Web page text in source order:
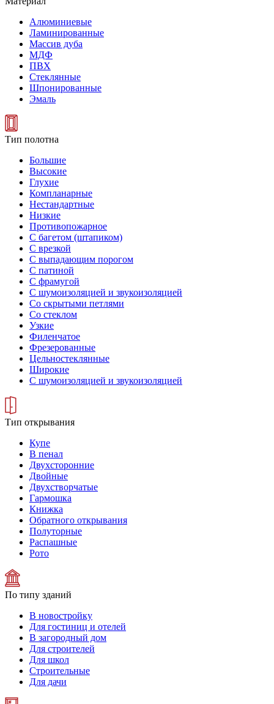
Алюминиевые
Ламинированные
Массив дуба
МДФ
ПВХ
Стеклянные
Шпонированные
Эмаль
Тип полотна
Большие
Высокие
Глухие
Компланарные
Нестандартные
Низкие
Противопожарное
С багетом (штапиком)
С врезкой
С выпадающим порогом
С патиной
С фрамугой
С шумоизоляцией и звукоизоляцией
Со скрытыми петлями
Со стеклом
Узкие
Филенчатое
Фрезерованные
Цельностеклянные
Широкие
С шумоизоляцией и звукоизоляцией
Тип открывания
Купе
В пенал
Двухсторонние
Двойные
Двухстворчатые
Гармошка
Книжка
Обратного открывания
Полуторные
Распашные
Рото
По типу зданий
В новостройку
Для гостиниц и отелей
В загородный дом
Для строителей
Для школ
Строительные
Для дачи